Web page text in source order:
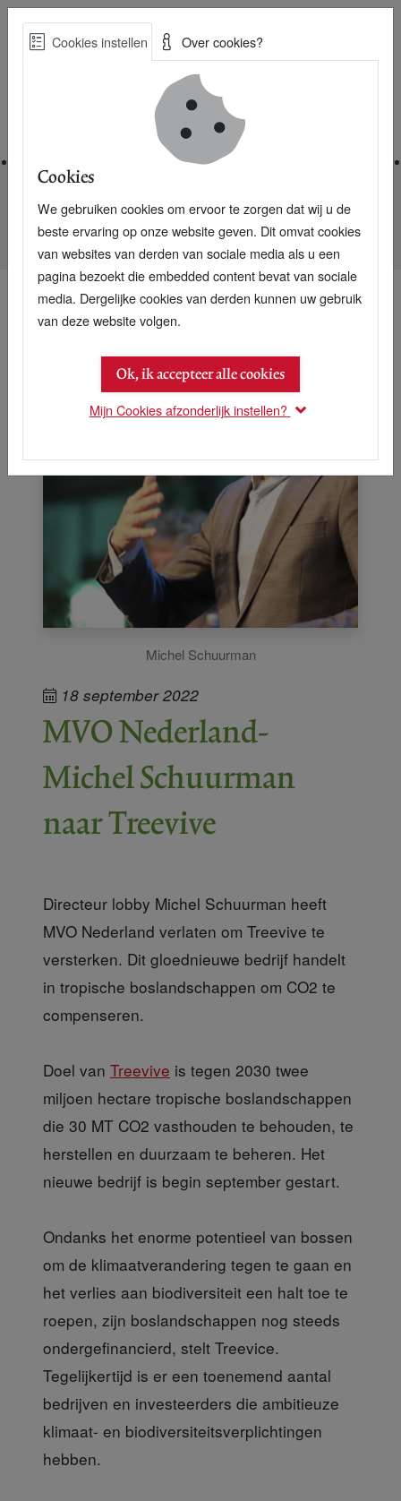
Skip
Best Practices voor een duurzame toekomst
Nieuwsarchief
MVO Nederland-Michel Schuurman naar Treevive
Michel Schuurman
18 september 2022
MVO Nederland-
Michel Schuurman
naar Treevive
Directeur lobby Michel Schuurman heeft
MVO Nederland verlaten om Treevive te
versterken. Dit gloednieuwe bedrijf handelt
in tropische boslandschappen om CO2 te
compenseren.
Doel van Treevive is tegen 2030 twee
miljoen hectare tropische boslandschappen
die 30 MT CO2 vasthouden te behouden, te
herstellen en duurzaam te beheren. Het
nieuwe bedrijf is begin september gestart.
Ondanks het enorme potentieel van bossen
om de klimaatverandering tegen te gaan en
het verlies aan biodiversiteit een halt toe te
roepen, zijn boslandschappen nog steeds
ondergefinancierd, stelt Treevice.
Tegelijkertijd is er een toenemend aantal
bedrijven en investeerders die ambitieuze
klimaat- en biodiversiteitsverplichtingen
hebben.
Cookies instellen Over cookies?
Cookies
We gebruiken cookies om ervoor te zorgen dat wij u de
beste ervaring op onze website geven. Dit omvat cookies
van websites van derden van sociale media als u een
pagina bezoekt die embedded content bevat van sociale
media. Dergelijke cookies van derden kunnen uw gebruik
van deze website volgen.
Ok, ik accepteer alle cookies
Mijn Cookies afzonderlijk instellen?